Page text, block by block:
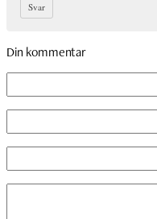
Svar
Din kommentar